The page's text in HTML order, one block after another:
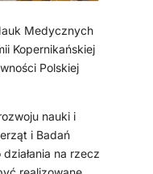
Medycznych
Kopernikańskiej
Polskiej
nauki i
i Badań
na rzecz